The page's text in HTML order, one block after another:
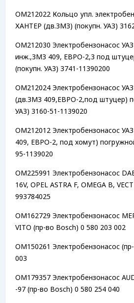
OM212022 Кольцо упл.
ХАНТЕР (дв.ЗМЗ) (покупн. УАЗ)
OM212030 Электробензонасос
инж.,ЗМЗ 409, ЕВРО-2,3 под
(покупн. УАЗ) 3741-11390200
OM212024 Электробензонасос
(дв.ЗМЗ 409,ЕВРО-2,под штуцер)
УАЗ) 3160-51-1139020
OM212012 Электробензонасос
409, ЕВРО-2, под хомут)
95-1139020
OM225991 Электробензонасос
16V, OPEL ASTRA F, OMEGA B,
993784025
OM162729 Электробензонасос
VITO (пр-во Bosch) 0 580 203 002
OM150261 Электробензонасос
003
OM179357 Электробензонасос
-97 (пр-во Bosch) 0 580 254 040